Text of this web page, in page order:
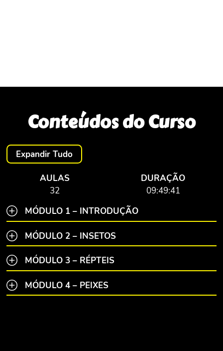
Conteúdos do Curso
Expandir Tudo
AULAS
32
DURAÇÃO
09:49:41
MÓDULO 1 – INTRODUÇÃO
MÓDULO 2 – INSETOS
MÓDULO 3 – RÉPTEIS
MÓDULO 4 – PEIXES